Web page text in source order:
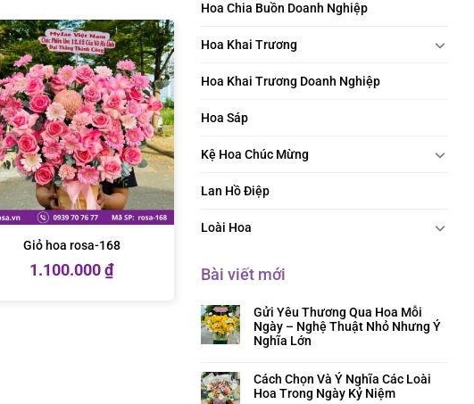
Hoa Chia Buồn Doanh Nghiệp
Hoa Khai Trương
Hoa Khai Trương Doanh Nghiệp
Hoa Sáp
Kệ Hoa Chúc Mừng
Lan Hồ Điệp
Loài Hoa
Bài viết mới
Gửi Yêu Thương Qua Hoa Mỗi
Ngày – Nghệ Thuật Nhỏ Nhưng Ý
Nghĩa Lớn
Cách Chọn Và Ý Nghĩa Các Loài
Hoa Trong Ngày Kỷ Niệm
Giỏ hoa rosa-168
1.100.000₫